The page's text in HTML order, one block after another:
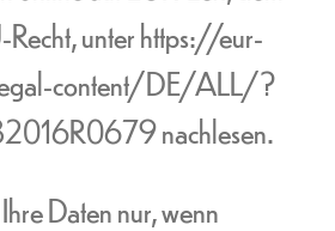
unterhttps://eur-
content/DE/ALL/?
nachlesen.
Daten nur, wenn